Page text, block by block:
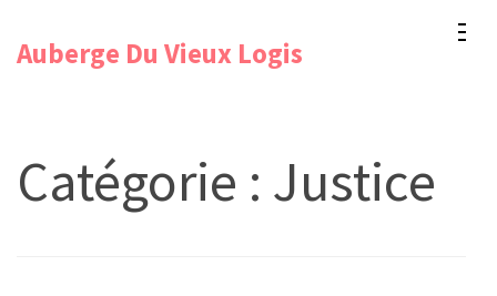
Auberge Du Vieux Logis
Catégorie : Justice